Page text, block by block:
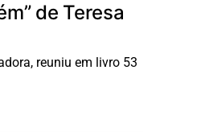
de Teresa
reuniu em livro 53